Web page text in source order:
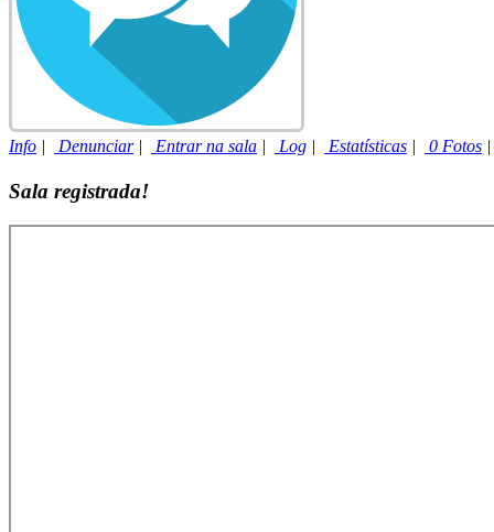
Info | Denunciar| Entrar na sala | Log | Estatísticas | 0 Fotos
Sala registrada!